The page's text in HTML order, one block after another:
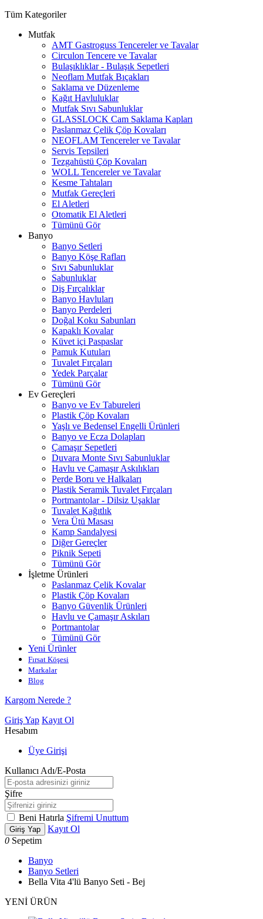
Tüm Kategoriler
Mutfak
AMT Gastroguss Tencereler ve Tavalar
Circulon Tencere ve Tavalar
Bulaşıklıklar - Bulaşık Sepetleri
Neoflam Mutfak Bıçakları
Saklama ve Düzenleme
Kağıt Havluluklar
Mutfak Sıvı Sabunluklar
GLASSLOCK Cam Saklama Kapları
Paslanmaz Çelik Çöp Kovaları
NEOFLAM Tencereler ve Tavalar
Servis Tepsileri
Tezgahüstü Çöp Kovaları
WOLL Tencereler ve Tavalar
Kesme Tahtaları
Mutfak Gereçleri
El Aletleri
Otomatik El Aletleri
Tümünü Gör
Banyo
Banyo Setleri
Banyo Köşe Rafları
Sıvı Sabunluklar
Sabunluklar
Diş Fırçalıklar
Banyo Havluları
Banyo Perdeleri
Doğal Koku Sabunları
Kapaklı Kovalar
Küvet içi Paspaslar
Pamuk Kutuları
Tuvalet Fırçaları
Yedek Parçalar
Tümünü Gör
Ev Gereçleri
Banyo ve Ev Tabureleri
Plastik Çöp Kovaları
Yaşlı ve Bedensel Engelli Ürünleri
Banyo ve Ecza Dolapları
Çamaşır Sepetleri
Duvara Monte Sıvı Sabunluklar
Havlu ve Çamaşır Askılıkları
Perde Boru ve Halkaları
Plastik Seramik Tuvalet Fırçaları
Portmantolar - Dilsiz Uşaklar
Tuvalet Kağıtlık
Vera Ütü Masası
Kamp Sandalyesi
Diğer Gereçler
Piknik Sepeti
Tümünü Gör
İşletme Ürünleri
Paslanmaz Çelik Kovalar
Plastik Çöp Kovaları
Banyo Güvenlik Ürünleri
Havlu ve Çamaşır Askıları
Portmantolar
Tümünü Gör
Yeni Ürünler
Fırsat Köşesi
Markalar
Blog
Kargom Nerede ?
Giriş Yap Kayıt Ol
Hesabım
Üye Girişi
Kullanıcı Adı/E-Posta
Şifre
Beni Hatırla Şifremi Unuttum
Giriş Yap
Kayıt Ol
0 Sepetim
Banyo
Banyo Setleri
Bella Vita 4'lü Banyo Seti - Bej
YENİ ÜRÜN